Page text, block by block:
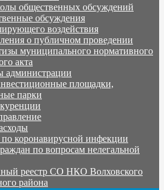
общественных обсуждений
обсуждения
воздействия
о публичном проведении
муниципального нормативного
акта
администрации
площадки,
парки
коронавирусной инфекции
по вопросам нелегальной
реестр СО НКО Волховского
района